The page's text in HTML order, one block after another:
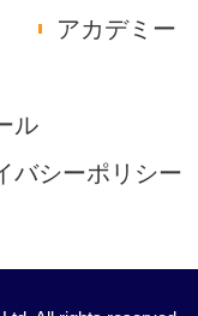
アカデミー
ル
バシーポリシー